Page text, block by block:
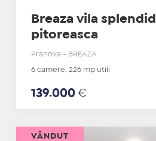
Breaza vila
pitoreasca
Prahova - BREAZA
6 camere, 226 mp utili
139.000 €
VÂNDUT